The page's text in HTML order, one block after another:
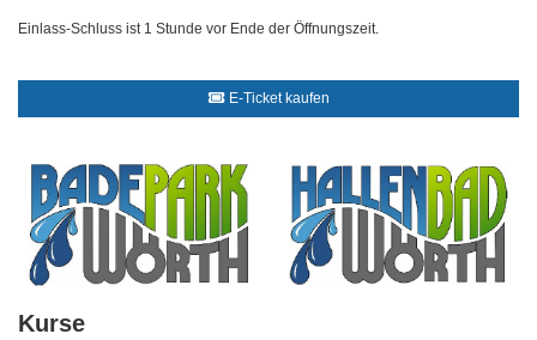
Einlass-Schluss ist 1 Stunde vor Ende der Öffnungszeit.
E-Ticket kaufen
Kurse